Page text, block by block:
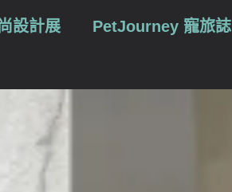
設計展 PetJourney 寵旅誌